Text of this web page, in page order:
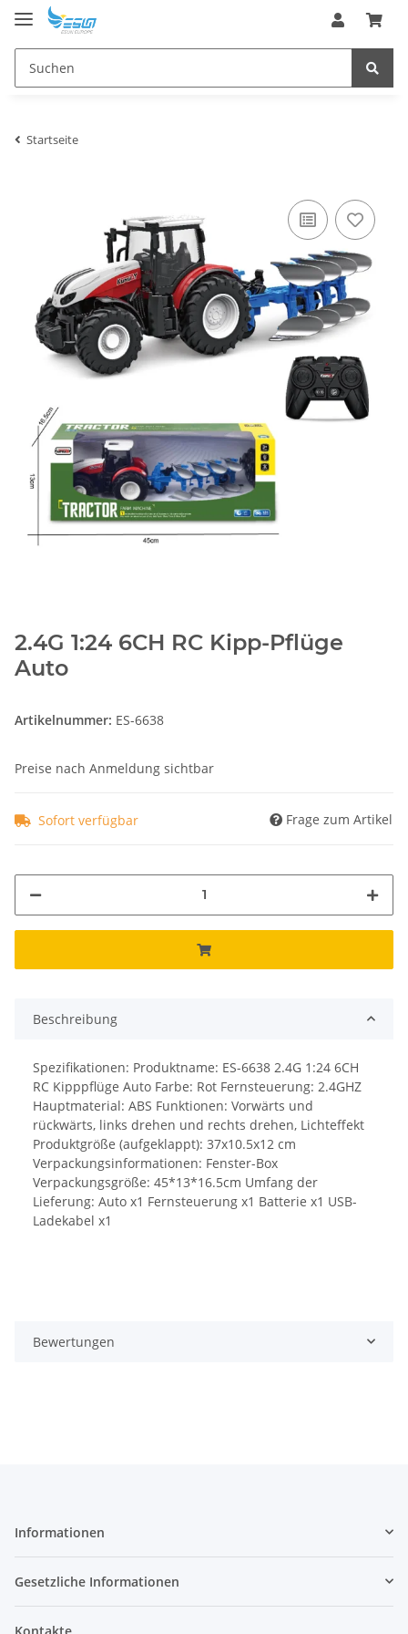
Startseite
2.4G 1:24 6CH RC Kipp-Pflüge
Auto
Artikelnummer: ES-6638
Preise nach Anmeldung sichtbar
Sofort verfügbar Frage zum Artikel
Beschreibung
Spezifikationen: Produktname: ES-6638 2.4G 1:24 6CH
RC Kipppflüge Auto Farbe: Rot Fernsteuerung: 2.4GHZ
Hauptmaterial: ABS Funktionen: Vorwärts und
rückwärts, links drehen und rechts drehen, Lichteffekt
Produktgröße (aufgeklappt): 37x10.5x12 cm
Verpackungsinformationen: Fenster-Box
Verpackungsgröße: 45*13*16.5cm Umfang der
Lieferung: Auto x1 Fernsteuerung x1 Batterie x1 USB-
Ladekabel x1
Bewertungen
Informationen
Gesetzliche Informationen
Kontakte